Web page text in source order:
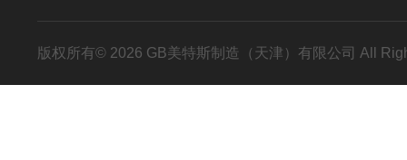
版权所有© 2026 GB美特斯制造（天津）有限公司 All